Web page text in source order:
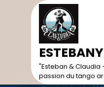
"Esteban & Claudia
passion du tango